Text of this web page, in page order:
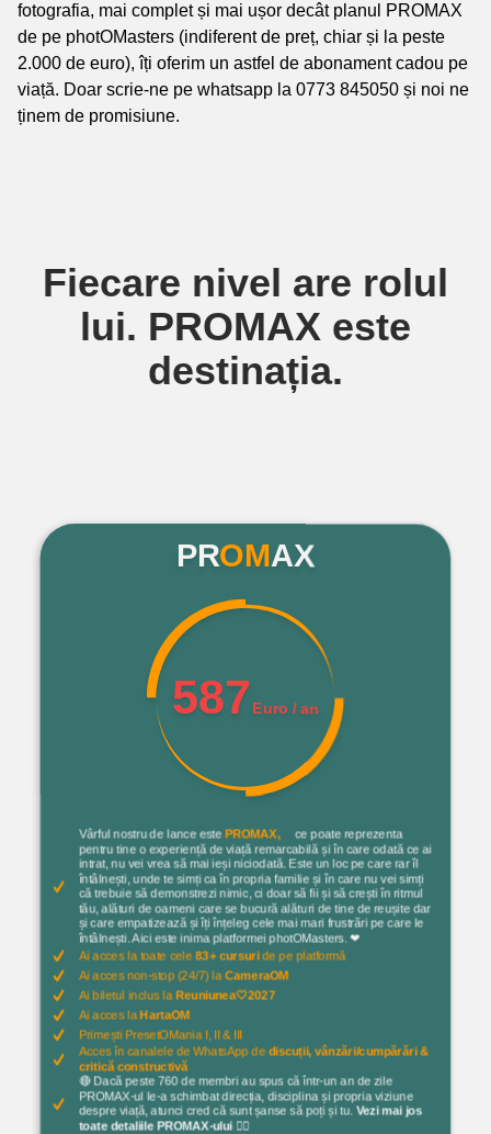
fotografia, mai complet și mai ușor decât planul PROMAX
de pe photOMasters (indiferent de preț, chiar și la peste
2.000 de euro), îți oferim un astfel de abonament cadou pe
viață. Doar scrie-ne pe whatsapp la 0773 845050 și noi ne
ținem de promisiune.
Fiecare nivel are rolul
lui. PROMAX este
destinația.
PROMAX
587 Euro / an
Vârful nostru de lance este PROMAX,
ce poate reprezenta
pentru tine o experiență de viață remarcabilă și în care odată ce ai
intrat, nu vei vrea să mai ieși niciodată. Este un loc pe care rar îl
întâlnești, unde te simți ca în propria familie și în care nu vei simți
că trebuie să demonstrezi nimic, ci doar să fii și să crești în ritmul
tău, alături de oameni care se bucură alături de tine de reușite dar
și care empatizează și îți înțeleg cele mai mari frustrări pe care le
întâlnești. Aici este inima platformei photOMasters. ❤
Ai acces la toate cele83+ cursuride pe platformă
Ai acces non-stop (24/7) laCameraOM
Ai biletul inclus laReuniunea🤍2027
Ai acces laHartaOM
Primești PresetOMania I, II & III
Acces în canalele de WhatsApp de discuții, vânzări/cumpărări &
critică constructivă
🔴 Dacă peste 760 de membri au spus că într-un an de zile
PROMAX-ul le-a schimbat direcția, disciplina și propria viziune
despre viață, atunci cred că sunt șanse să poți și tu. Vezi mai jos
toate detaliile PROMAX-ului 👇🏻